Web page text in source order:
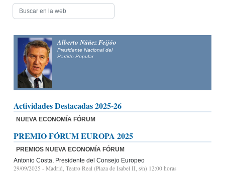
Alberto Núñez Feijóo
Presidente Nacional del
Partido Popular
Actividades Destacadas 2025-26
NUEVA ECONOMÍA FÓRUM
PREMIO FÓRUM EUROPA 2025
PREMIOS NUEVA ECONOMÍA FÓRUM
Antonio Costa, Presidente del Consejo Europeo
29/09/2025 - Madrid, Teatro Real (Plaza de Isabel II, s/n) 12:00 horas